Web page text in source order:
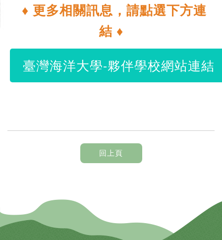
♦ 更多相關訊息，請點選下方連
結 ♦
臺灣海洋大學-夥伴學校網站連結
回上頁